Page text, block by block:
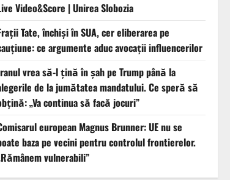
Video&Score | Unirea Slobozia
Tate, închiși în SUA, cer eliberarea pe
ce argumente aduc avocații influencerilor
vrea să-l țină în șah pe Trump până la
de la jumătatea mandatului. Ce speră să
„Va continua să facă jocuri”
european Magnus Brunner: UE nu se
baza pe vecini pentru controlul frontierelor.
vulnerabili”